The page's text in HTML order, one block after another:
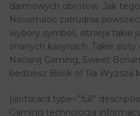
darmowych obrotow. Jak
Novomatic zatrudnia
wybory symboli, istnieja takie
znanych kasynach. Takie
Nacisnij Gaming, Sweet
bedziesz Book of Ra Wyzsza
[slotscard type=”full”
Gaming technologia